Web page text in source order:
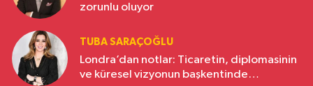
zorunlu oluyor
TUBA SARAÇOĞLU
Londra’dan notlar: Ticaretin, diplomasinin
ve küresel vizyonun başkentinde